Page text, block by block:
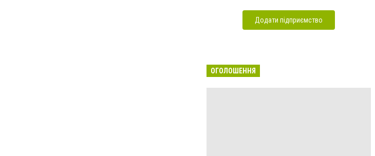
Додати підприємство
ОГОЛОШЕННЯ